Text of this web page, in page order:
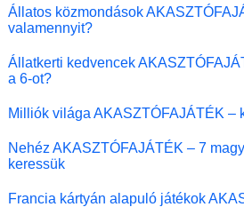
Állatos közmondások
valamennyit?
Állatkerti kedvencek
a 6-ot?
Milliók világa AKASZTÓFAJÁTÉK –
Nehéz AKASZTÓFAJÁTÉK – 7
keressük
Francia kártyán alapuló játékok